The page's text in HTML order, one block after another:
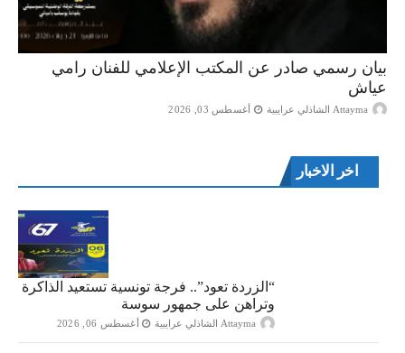
بيان رسمي صادر عن المكتب الإعلامي للفنان رامي
عياش
Attayma الشاذلي عرايبية أغسطس 03, 2026
اخر الاخبار
“الزردة تعود”.. فرجة تونسية تستعيد الذاكرة
وتراهن على جمهور سوسة
Attayma الشاذلي عرايبية أغسطس 06, 2026